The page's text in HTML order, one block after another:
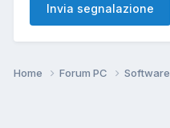
Invia segnalazione
Home Forum PC Software